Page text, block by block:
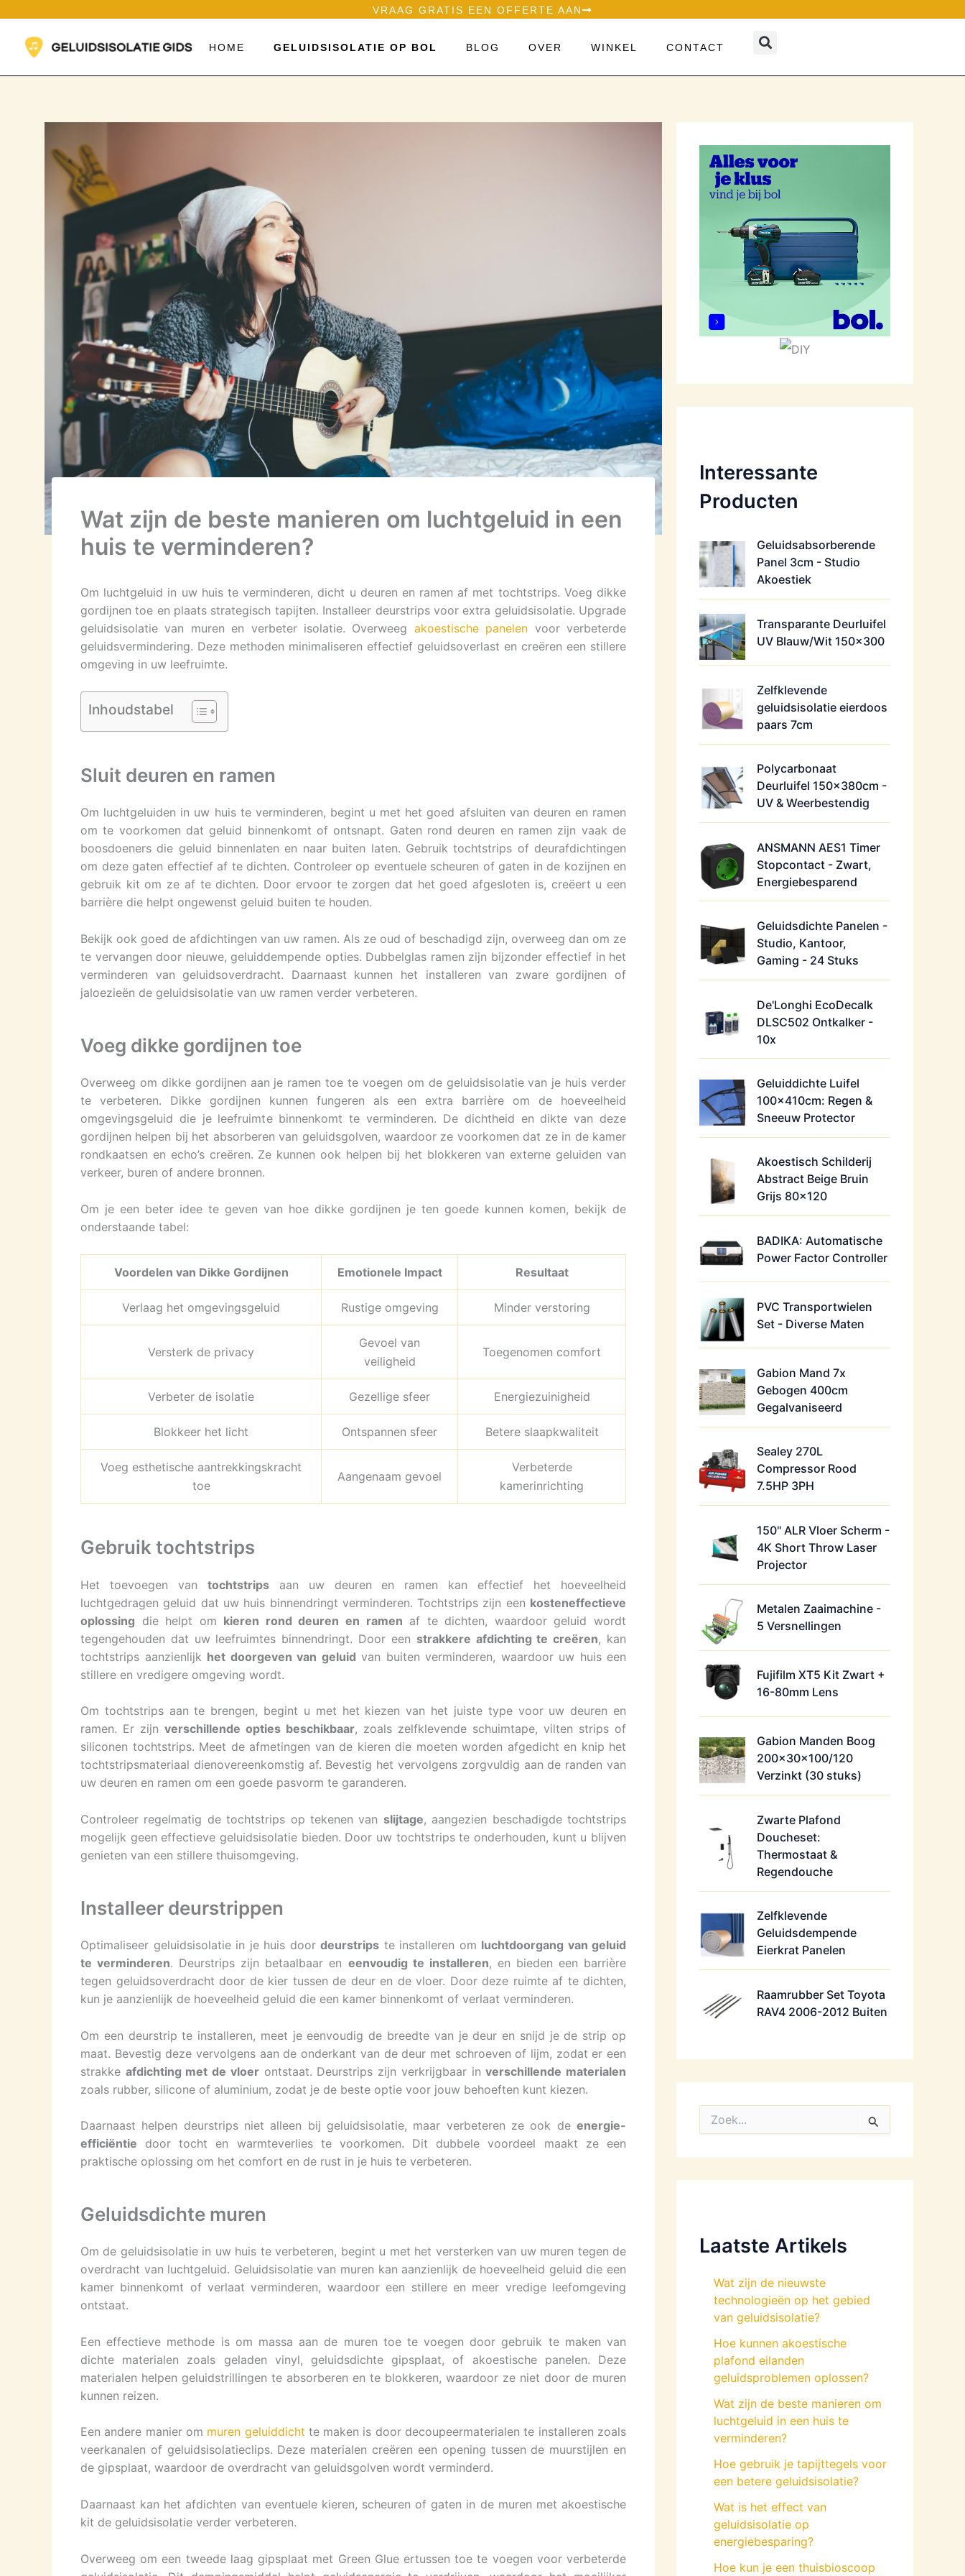
VRAAG GRATIS EEN OFFERTE AAN
HOME GELUIDSISOLATIE OP BOL BLOG OVER WINKEL CONTACT
Wat zijn de beste manieren om luchtgeluid in een
huis te verminderen?
Om luchtgeluid in uw huis te verminderen, dicht u deuren en ramen af met tochtstrips. Voeg dikke
gordijnen toe en plaats strategisch tapijten. Installeer deurstrips voor extra geluidsisolatie. Upgrade
geluidsisolatie van muren en verbeter isolatie. Overweeg akoestische panelen voor verbeterde
geluidsvermindering. Deze methoden minimaliseren effectief geluidsoverlast en creëren een stillere
omgeving in uw leefruimte.
Inhoudstabel
Sluit deuren en ramen
Om luchtgeluiden in uw huis te verminderen, begint u met het goed afsluiten van deuren en ramen
om te voorkomen dat geluid binnenkomt of ontsnapt. Gaten rond deuren en ramen zijn vaak de
boosdoeners die geluid binnenlaten en naar buiten laten. Gebruik tochtstrips of deurafdichtingen
om deze gaten effectief af te dichten. Controleer op eventuele scheuren of gaten in de kozijnen en
gebruik kit om ze af te dichten. Door ervoor te zorgen dat het goed afgesloten is, creëert u een
barrière die helpt ongewenst geluid buiten te houden.
Bekijk ook goed de afdichtingen van uw ramen. Als ze oud of beschadigd zijn, overweeg dan om ze
te vervangen door nieuwe, geluiddempende opties. Dubbelglas ramen zijn bijzonder effectief in het
verminderen van geluidsoverdracht. Daarnaast kunnen het installeren van zware gordijnen of
jaloezieën de geluidsisolatie van uw ramen verder verbeteren.
Voeg dikke gordijnen toe
Overweeg om dikke gordijnen aan je ramen toe te voegen om de geluidsisolatie van je huis verder
te verbeteren. Dikke gordijnen kunnen fungeren als een extra barrière om de hoeveelheid
omgevingsgeluid die je leefruimte binnenkomt te verminderen. De dichtheid en dikte van deze
gordijnen helpen bij het absorberen van geluidsgolven, waardoor ze voorkomen dat ze in de kamer
rondkaatsen en echo’s creëren. Ze kunnen ook helpen bij het blokkeren van externe geluiden van
verkeer, buren of andere bronnen.
Om je een beter idee te geven van hoe dikke gordijnen je ten goede kunnen komen, bekijk de
onderstaande tabel:
Voordelen van Dikke Gordijnen Emotionele Impact Resultaat
Verlaag het omgevingsgeluid Rustige omgeving Minder verstoring
Versterk de privacy
Gevoel van
veiligheid
Toegenomen comfort
Verbeter de isolatie Gezellige sfeer Energiezuinigheid
Blokkeer het licht Ontspannen sfeer Betere slaapkwaliteit
Voeg esthetische aantrekkingskracht
toe
Aangenaam gevoel
Verbeterde
kamerinrichting
Gebruik tochtstrips
Het toevoegen van tochtstripsaan uw deuren en ramen kan effectief het hoeveelheid
luchtgedragen geluid dat uw huis binnendringt verminderen. Tochtstrips zijn een kosteneffectieve
oplossing die helpt om kieren rond deuren en ramen af te dichten, waardoor geluid wordt
tegengehouden dat uw leefruimtes binnendringt. Door een strakkere afdichting te creëren, kan
tochtstrips aanzienlijk het doorgeven van geluid van buiten verminderen, waardoor uw huis een
stillere en vredigere omgeving wordt.
Om tochtstrips aan te brengen, begint u met het kiezen van het juiste type voor uw deuren en
ramen. Er zijn verschillende opties beschikbaar, zoals zelfklevende schuimtape, vilten strips of
siliconen tochtstrips. Meet de afmetingen van de kieren die moeten worden afgedicht en knip het
tochtstripsmateriaal dienovereenkomstig af. Bevestig het vervolgens zorgvuldig aan de randen van
uw deuren en ramen om een goede pasvorm te garanderen.
Controleer regelmatig de tochtstrips op tekenen van slijtage, aangezien beschadigde tochtstrips
mogelijk geen effectieve geluidsisolatie bieden. Door uw tochtstrips te onderhouden, kunt u blijven
genieten van een stillere thuisomgeving.
Installeer deurstrippen
Optimaliseer geluidsisolatie in je huis door deurstrips te installeren om luchtdoorgang van geluid
te verminderen. Deurstrips zijn betaalbaar en eenvoudig te installeren, en bieden een barrière
tegen geluidsoverdracht door de kier tussen de deur en de vloer. Door deze ruimte af te dichten,
kun je aanzienlijk de hoeveelheid geluid die een kamer binnenkomt of verlaat verminderen.
Om een deurstrip te installeren, meet je eenvoudig de breedte van je deur en snijd je de strip op
maat. Bevestig deze vervolgens aan de onderkant van de deur met schroeven of lijm, zodat er een
strakke afdichting met de vloerontstaat. Deurstrips zijn verkrijgbaar inverschillende materialen
zoals rubber, silicone of aluminium, zodat je de beste optie voor jouw behoeften kunt kiezen.
Daarnaast helpen deurstrips niet alleen bij geluidsisolatie, maar verbeteren ze ook de energie-
efficiëntie door tocht en warmteverlies te voorkomen. Dit dubbele voordeel maakt ze een
praktische oplossing om het comfort en de rust in je huis te verbeteren.
Geluidsdichte muren
Om de geluidsisolatie in uw huis te verbeteren, begint u met het versterken van uw muren tegen de
overdracht van luchtgeluid. Geluidsisolatie van muren kan aanzienlijk de hoeveelheid geluid die een
kamer binnenkomt of verlaat verminderen, waardoor een stillere en meer vredige leefomgeving
ontstaat.
Een effectieve methode is om massa aan de muren toe te voegen door gebruik te maken van
dichte materialen zoals geladen vinyl, geluidsdichte gipsplaat, of akoestische panelen. Deze
materialen helpen geluidstrillingen te absorberen en te blokkeren, waardoor ze niet door de muren
kunnen reizen.
Een andere manier om muren geluiddicht te maken is door decoupeermaterialen te installeren zoals
veerkanalen of geluidsisolatieclips. Deze materialen creëren een opening tussen de muurstijlen en
de gipsplaat, waardoor de overdracht van geluidsgolven wordt verminderd.
Daarnaast kan het afdichten van eventuele kieren, scheuren of gaten in de muren met akoestische
kit de geluidsisolatie verder verbeteren.
Overweeg om een tweede laag gipsplaat met Green Glue ertussen toe te voegen voor verbeterde
Interessante
Producten
Geluidsabsorberende
Panel 3cm - Studio
Akoestiek
Transparante Deurluifel
UV Blauw/Wit 150x300
Zelfklevende
geluidsisolatie eierdoos
paars 7cm
Polycarbonaat
Deurluifel 150x380cm -
UV & Weerbestendig
ANSMANN AES1 Timer
Stopcontact - Zwart,
Energiebesparend
Geluidsdichte Panelen -
Studio, Kantoor,
Gaming - 24 Stuks
De'Longhi EcoDecalk
DLSC502 Ontkalker -
10x
Geluiddichte Luifel
100x410cm: Regen &
Sneeuw Protector
Akoestisch Schilderij
Abstract Beige Bruin
Grijs 80x120
BADIKA: Automatische
Power Factor Controller
PVC Transportwielen
Set - Diverse Maten
Gabion Mand 7x
Gebogen 400cm
Gegalvaniseerd
Sealey 270L
Compressor Rood
7.5HP 3PH
150" ALR Vloer Scherm -
4K Short Throw Laser
Projector
Metalen Zaaimachine -
5 Versnellingen
Fujifilm XT5 Kit Zwart +
16-80mm Lens
Gabion Manden Boog
200x30x100/120
Verzinkt (30 stuks)
Zwarte Plafond
Doucheset:
Thermostaat &
Regendouche
Zelfklevende
Geluidsdempende
Eierkrat Panelen
Raamrubber Set Toyota
RAV4 2006-2012 Buiten
o
n
Laatste Artikels
Wat zijn de nieuwste
technologieën op het gebied
van geluidsisolatie?
Hoe kunnen akoestische
plafond eilanden
geluidsproblemen oplossen?
Wat zijn de beste manieren om
luchtgeluid in een huis te
verminderen?
Hoe gebruik je tapijttegels voor
een betere geluidsisolatie?
Wat is het effect van
geluidsisolatie op
energiebesparing?
Hoe kun je een thuisbioscoop